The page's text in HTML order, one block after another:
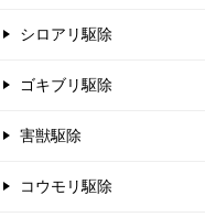
シロアリ駆除
ゴキブリ駆除
害獣駆除
コウモリ駆除